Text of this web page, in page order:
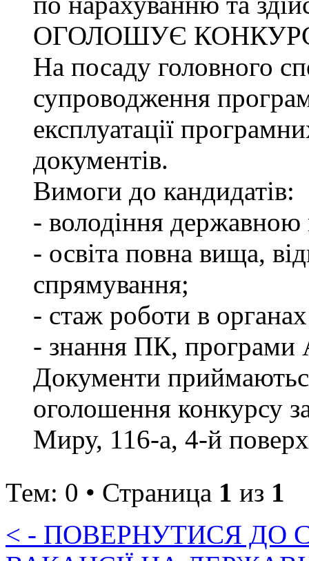
ОГОЛОШУЄ
На посаду головного
супроводження
експлуатації
документів.
Вимоги до кандидатів:
- володіння
- освіта повна вища,
спрямування;
- стаж роботи в
- знання ПК,
Документи
оголошення конкурсу
Миру, 116-а, 4-й
Тем: 0 • Страница 1 из 1
< - ПОВЕРНУТИСЯ ДО